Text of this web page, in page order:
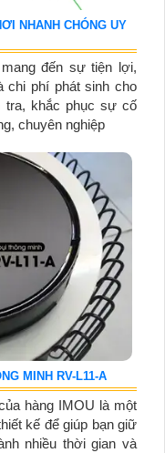
NHANH CHÓNG UY
đến sự tiện lợi,
chi phí phát sinh cho
tra, khắc phục sự cố
chuyên nghiệp
MINH RV-L11-A
hàng IMOU là một
kế để giúp bạn giữ
nhiều thời gian và